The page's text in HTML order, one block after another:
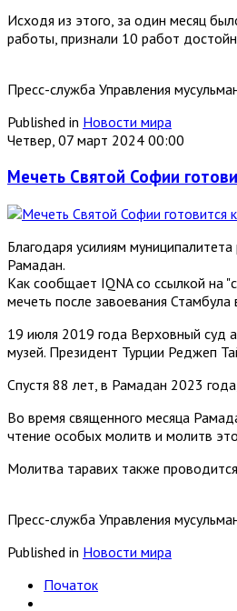
Исходя из этого, за один месяц
работы, признали 10 работ
Пресс-служба Управления
Published in Новости мира
Четвер, 07 март 2024 00:00
Мечеть Святой Софии
Благодаря усилиям
Рамадан.
Как сообщает IQNA со ссылкой на
мечеть после завоевания
19 июля 2019 года Верховный суд
музей. Президент Турции Реджеп
Спустя 88 лет, в Рамадан 2023
Во время священного месяца
чтение особых молитв и молитв
Молитва таравих также
Пресс-служба Управления
Published in Новости мира
Початок